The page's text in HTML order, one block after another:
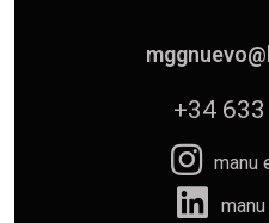
+34
manu